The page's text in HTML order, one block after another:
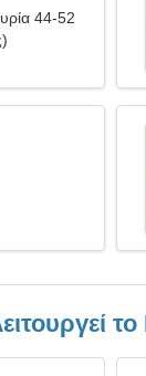
44-52